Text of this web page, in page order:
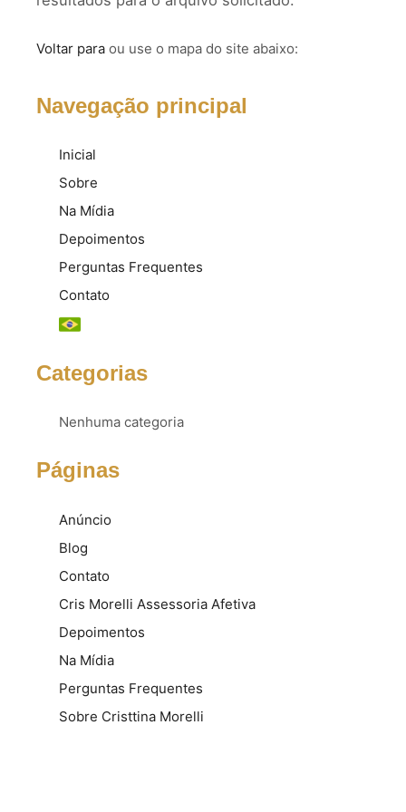
Voltar para ou use o mapa do site abaixo:
Navegação principal
Inicial
Sobre
Na Mídia
Depoimentos
Perguntas Frequentes
Contato
Categorias
Nenhuma categoria
Páginas
Anúncio
Blog
Contato
Cris Morelli Assessoria Afetiva
Depoimentos
Na Mídia
Perguntas Frequentes
Sobre Cristtina Morelli